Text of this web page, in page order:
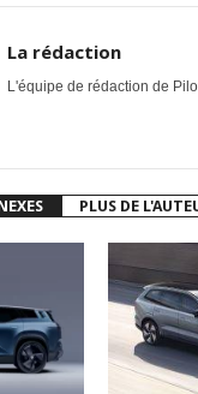
La rédaction
L'équipe de rédaction de
PLUS DE